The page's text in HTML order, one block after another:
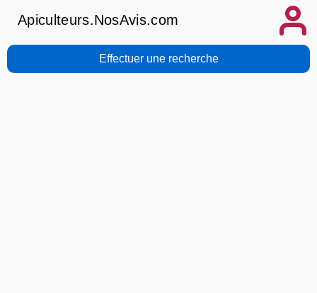
Apiculteurs.NosAvis.com
Effectuer une recherche